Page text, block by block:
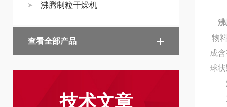
沸腾制粒干燥机
查看全部产品
技术文章
沸
物
成
球
通